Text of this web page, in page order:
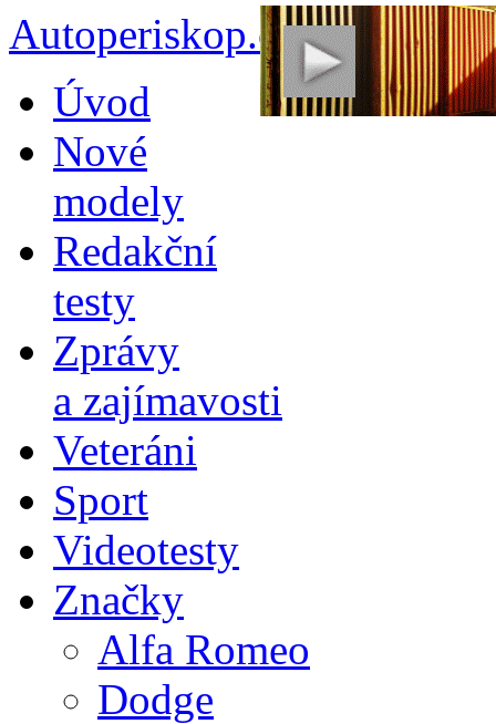
Autoperiskop.cz –
obsahu
webu
Úvod
Nové
modely
Redakční
testy
Zprávy
a zajímavosti
Veteráni
Sport
Videotesty
Značky
Alfa Romeo
Dodge